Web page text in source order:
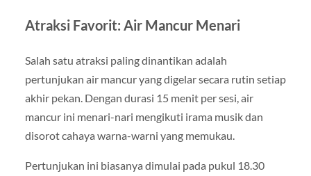
Atraksi Favorit: Air Mancur Menari
Salah satu atraksi paling dinantikan adalah
pertunjukan air mancur yang digelar secara rutin setiap
akhir pekan. Dengan durasi 15 menit per sesi, air
mancur ini menari-nari mengikuti irama musik dan
disorot cahaya warna-warni yang memukau.
Pertunjukan ini biasanya dimulai pada pukul 18.30